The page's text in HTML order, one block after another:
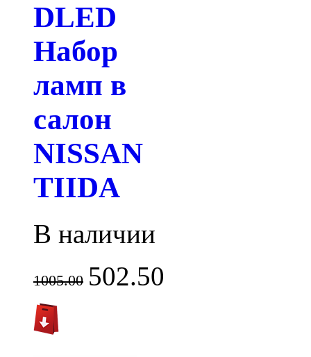
DLED
Набор
ламп в
салон
NISSAN
TIIDA
В наличии
1005.00 502.50